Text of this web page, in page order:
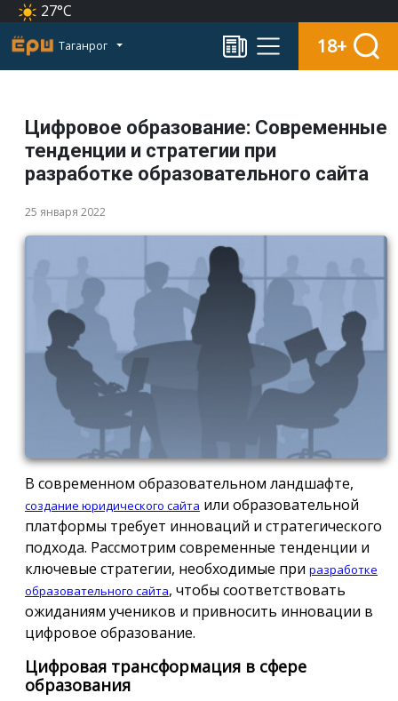
27°C
Таганрог 18+
Цифровое образование: Современные
тенденции и стратегии при
разработке образовательного сайта
25 января 2022
В современном образовательном ландшафте,
создание юридического сайта или образовательной
платформы требует инноваций и стратегического
подхода. Рассмотрим современные тенденции и
ключевые стратегии, необходимые при разработке
образовательного сайта, чтобы соответствовать
ожиданиям учеников и привносить инновации в
цифровое образование.
Цифровая трансформация в сфере
образования